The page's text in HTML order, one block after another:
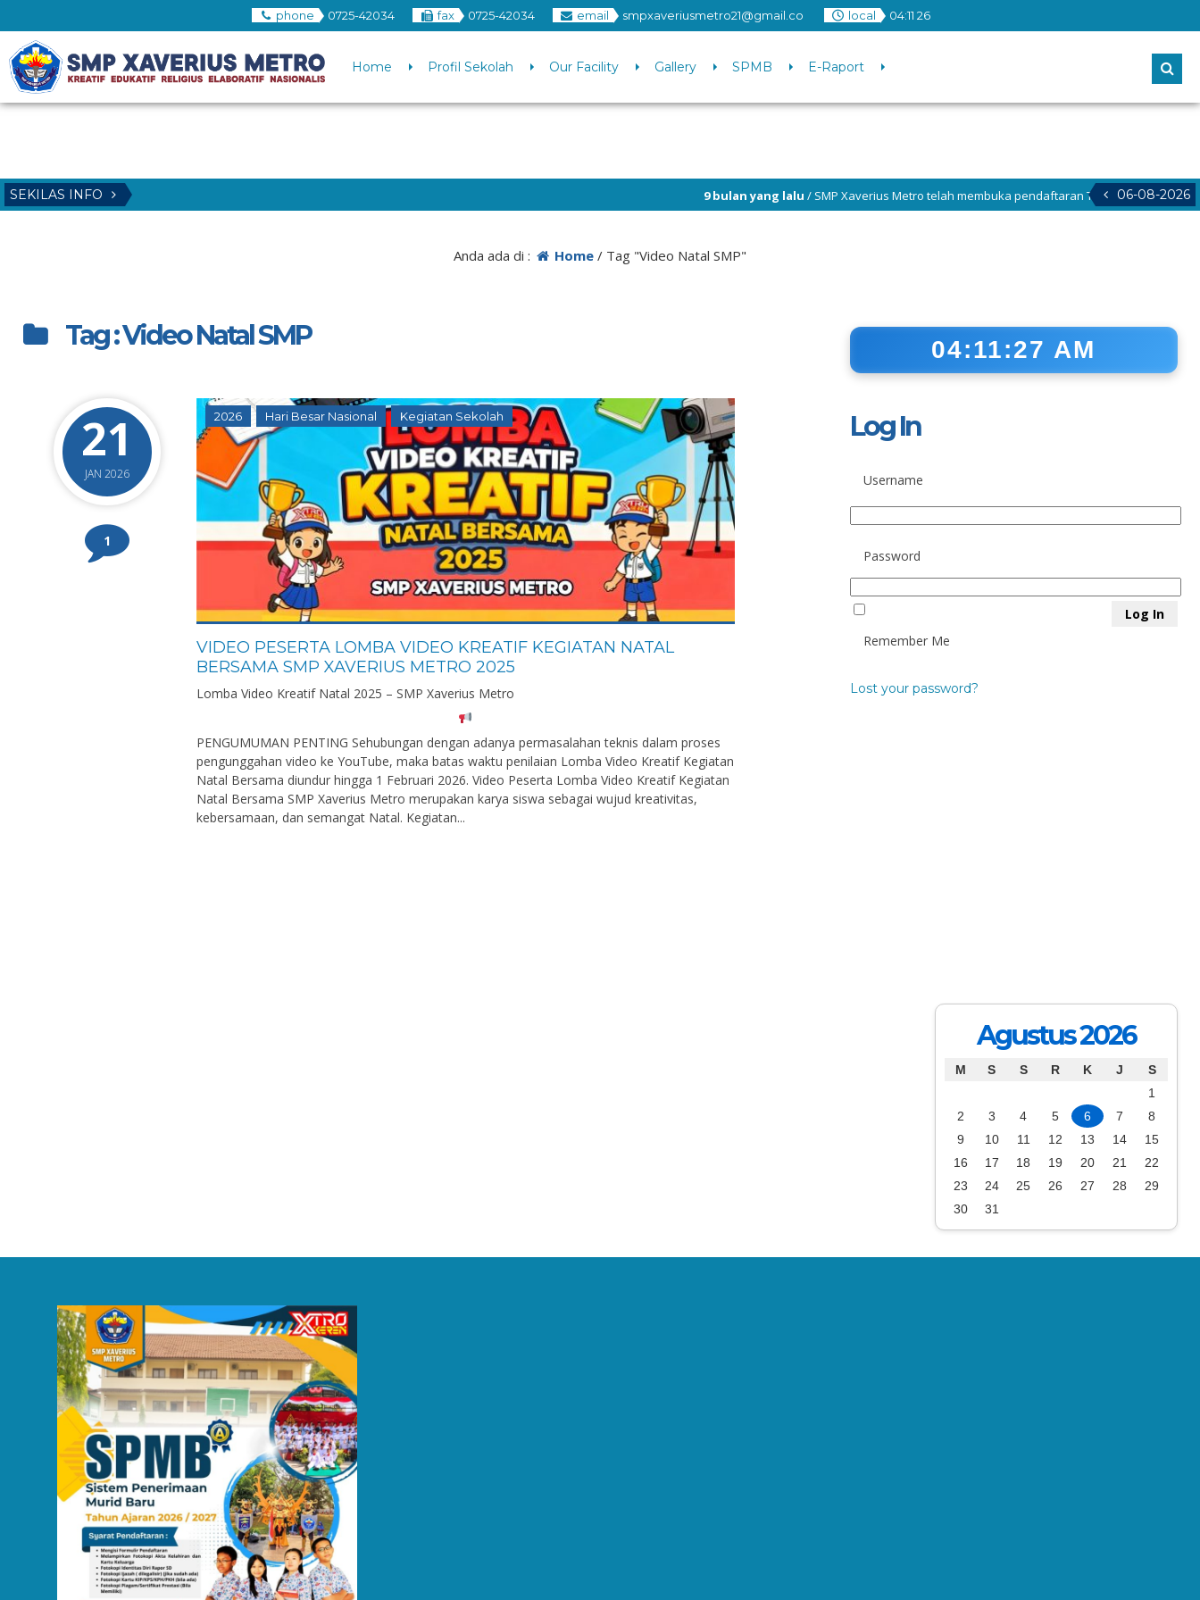
phone 0725-42034 fax 0725-42034 email smpxaveriusmetro21@gmail.co local 04:11 27
Home Profil Sekolah Our Facility Gallery SPMB E-Raport
SEKILAS INFO 06-08-2026
9 bulan yang lalu/ SMP Xaverius Metro telah membuka pendaftaran Tahun Pelajaran
Anda ada di : Home/ Tag "Video Natal SMP"
Tag : Video Natal SMP
21
JAN 2026
1
2026 Hari Besar Nasional Kegiatan Sekolah
VIDEO PESERTA LOMBA VIDEO KREATIF KEGIATAN NATAL
BERSAMA SMP XAVERIUS METRO 2025
Lomba Video Kreatif Natal 2025 – SMP Xaverius Metro
PENGUMUMAN PENTING Sehubungan dengan adanya permasalahan teknis dalam proses
pengunggahan video ke YouTube, maka batas waktu penilaian Lomba Video Kreatif Kegiatan
Natal Bersama diundur hingga 1 Februari 2026. Video Peserta Lomba Video Kreatif Kegiatan
Natal Bersama SMP Xaverius Metro merupakan karya siswa sebagai wujud kreativitas,
kebersamaan, dan semangat Natal. Kegiatan...
04:11:28 AM
Log In
Username
Password
Remember Me
Lost your password?
Agustus 2026
M S S R K J
S
1
2
3 4 5 6 7
8
9
10 11 12 13 14
15
16
17 18 19 20 21
22
23
24 25 26 27 28
29
30
31